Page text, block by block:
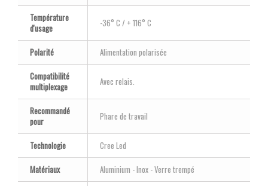
Température
d'usage
-36° C / + 116° C
Polarité
Alimentation polarisée
Compatibilité
multiplexage
Avec relais.
Recommandé
pour
Phare de travail
Technologie
Cree Led
Matériaux
Aluminium - Inox - Verre trempé